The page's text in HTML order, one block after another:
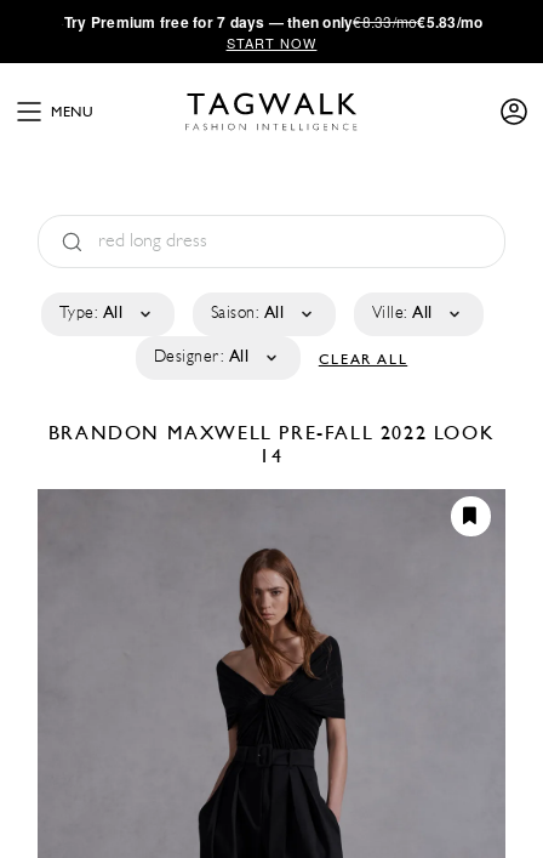
·Try Premium free for 7 days — then only€8.33/mo€5.83/mo
START NOW
MENU
Type: All Saison: All Ville: All
Designer: All CLEAR ALL
BRANDON MAXWELL PRE-FALL 2022 LOOK
14